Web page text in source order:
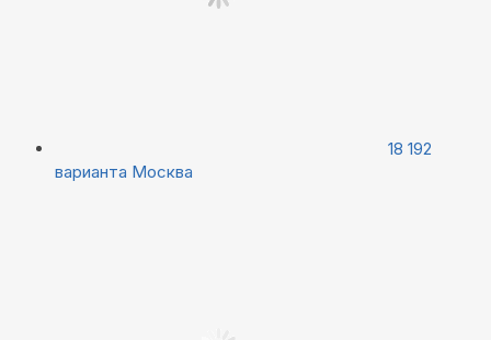
18 192
варианта Москва